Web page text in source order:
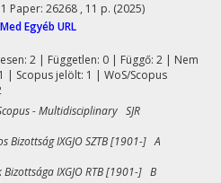
1 Paper: 26268 , 11 p. (2025)
Egyéb URL
2| Független: 0 | Függő: 2 | Nem
| Scopus jelölt: 1 | WoS/Scopus
- Multidisciplinary SJR
Bizottság IXGJO SZTB [1901-] A
IXGJO RTB [1901-] B